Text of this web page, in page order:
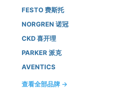
FESTO 费斯托
NORGREN 诺冠
CKD 喜开理
PARKER 派克
AVENTICS
查看全部品牌 →